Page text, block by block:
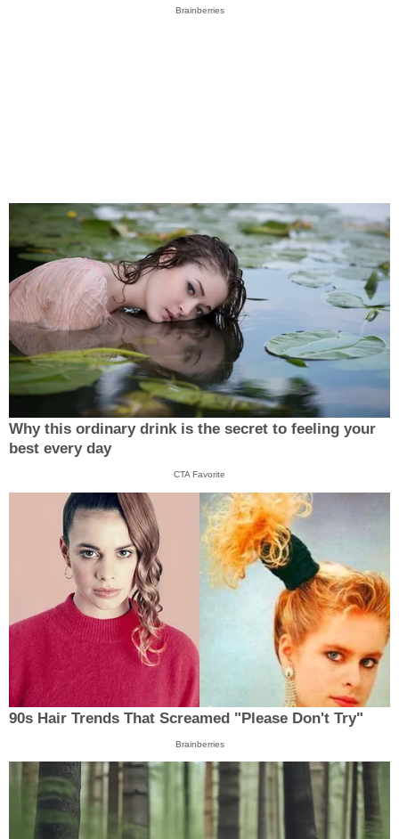
Brainberries
Why this ordinary drink is the secret to feeling your
best every day
CTA Favorite
90s Hair Trends That Screamed "Please Don't Try"
Brainberries